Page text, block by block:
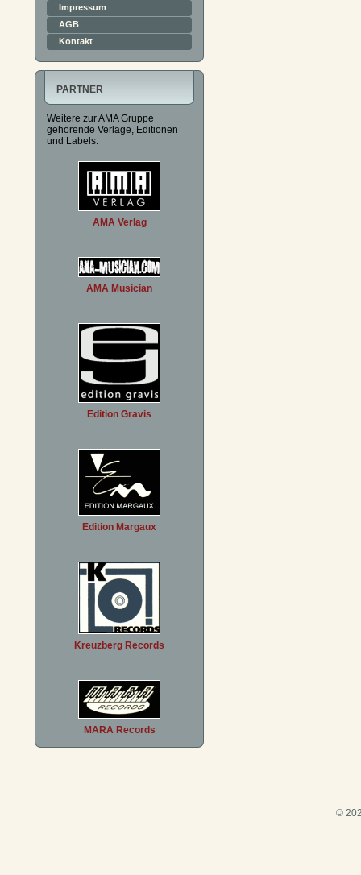
Impressum
AGB
Kontakt
PARTNER
Weitere zur AMA Gruppe
gehörende Verlage, Editionen
und Labels:
AMA Verlag
AMA Musician
Edition Gravis
Edition Margaux
Kreuzberg Records
MARA Records
©